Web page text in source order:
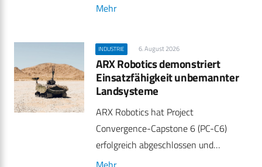
Mehr
INDUSTRIE 6. August 2026
ARX Robotics demonstriert
Einsatzfähigkeit unbemannter
Landsysteme
ARX Robotics hat Project
Convergence-Capstone 6 (PC-C6)
erfolgreich abgeschlossen und…